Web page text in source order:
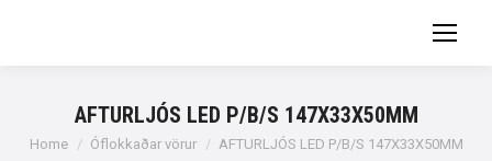
AFTURLJÓS LED P/B/S 147X33X50MM
You are here:
Home Óflokkaðar vörur AFTURLJÓS LED P/B/S 147X33X50MM